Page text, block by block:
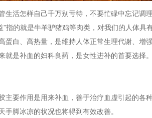
生活怎样自己千万别亏待，不要忙碌中忘记调
指的就是牛羊驴猪鸡等肉类，对我们的人体具
蛋白、高热量，是维持人体正常生理代谢、增
就是补血的妇科良药，是女性进补的首要选择
主要作用是用来补血，善于治疗血虚引起的
脚冰凉的状况也将得到有效改善。